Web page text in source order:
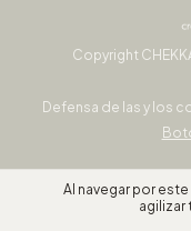
Al navegar por
agilizar
Copyright
Defensa de las y los